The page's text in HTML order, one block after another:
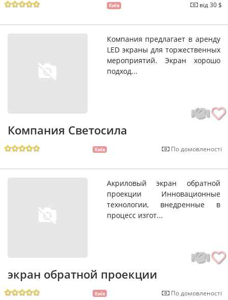
Київ від 30 $
Компания предлагает в аренду
LED экраны для торжественных
мероприятий. Экран хорошо
подход...
Компания Светосила
Київ По домовленості
Акриловый экран обратной
проекции Инновационные
технологии, внедренные в
процесс изгот...
экран обратной проекции
Київ По домовленості